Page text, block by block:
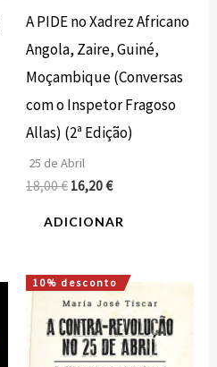
A PIDE no Xadrez Africano
Angola, Zaire, Guiné,
Moçambique (Conversas
com o Inspetor Fragoso
Allas) (2ª Edição)
25 de Abril
18,00€ 16,20€
ADICIONAR
10% desconto
O
preço
original
era:
17,00 €.
O
preço
atual
é:
15,30 €.